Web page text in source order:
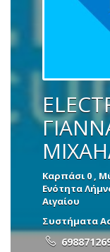
Καρπάσι 0 ,
Ενότητα
Αιγαίου
Συστήματα